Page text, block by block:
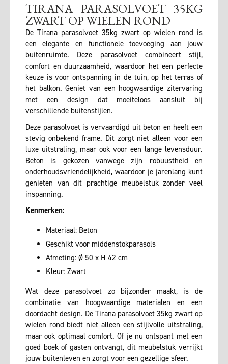
TIRANA PARASOLVOET 35KG
ZWART OP WIELEN ROND
De Tirana parasolvoet 35kg zwart op wielen rond is
een elegante en functionele toevoeging aan jouw
buitenruimte. Deze parasolvoet combineert stijl,
comfort en duurzaamheid, waardoor het een perfecte
keuze is voor ontspanning in de tuin, op het terras of
het balkon. Geniet van een hoogwaardige zitervaring
met een design dat moeiteloos aansluit bij
verschillende buitenstijlen.
Deze parasolvoet is vervaardigd uit beton en heeft een
stevig onbekend frame. Dit zorgt niet alleen voor een
luxe uitstraling, maar ook voor een lange levensduur.
Beton is gekozen vanwege zijn robuustheid en
onderhoudsvriendelijkheid, waardoor je jarenlang kunt
genieten van dit prachtige meubelstuk zonder veel
inspanning.
Kenmerken:
Materiaal: Beton
Geschikt voor middenstokparasols
Afmeting: Ø 50 x H 42 cm
Kleur: Zwart
Wat deze parasolvoet zo bijzonder maakt, is de
combinatie van hoogwaardige materialen en een
doordacht design. De Tirana parasolvoet 35kg zwart op
wielen rond biedt niet alleen een stijlvolle uitstraling,
maar ook optimaal comfort. Of je nu ontspant met een
goed boek of gasten ontvangt, dit meubelstuk verrijkt
jouw buitenleven en zorgt voor een gezellige sfeer.